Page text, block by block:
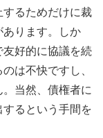
るためだけに裁
ります。しか
好的に協議を続
は不快ですし、
当然、債権者に
るという手間を